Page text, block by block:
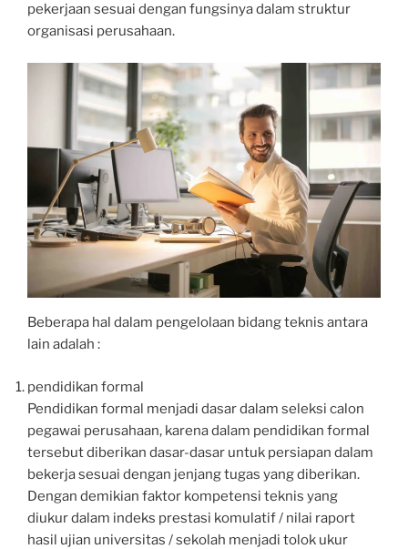
pekerjaan sesuai dengan fungsinya dalam struktur
organisasi perusahaan.
Beberapa hal dalam pengelolaan bidang teknis antara
lain adalah :
pendidikan formal
Pendidikan formal menjadi dasar dalam seleksi calon
pegawai perusahaan, karena dalam pendidikan formal
tersebut diberikan dasar-dasar untuk persiapan dalam
bekerja sesuai dengan jenjang tugas yang diberikan.
Dengan demikian faktor kompetensi teknis yang
diukur dalam indeks prestasi komulatif / nilai raport
hasil ujian universitas / sekolah menjadi tolok ukur